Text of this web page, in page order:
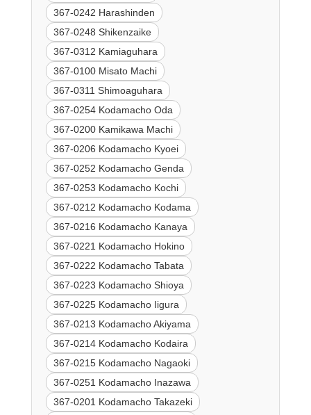
367-0242 Harashinden
367-0248 Shikenzaike
367-0312 Kamiaguhara
367-0100 Misato Machi
367-0311 Shimoaguhara
367-0254 Kodamacho Oda
367-0200 Kamikawa Machi
367-0206 Kodamacho Kyoei
367-0252 Kodamacho Genda
367-0253 Kodamacho Kochi
367-0212 Kodamacho Kodama
367-0216 Kodamacho Kanaya
367-0221 Kodamacho Hokino
367-0222 Kodamacho Tabata
367-0223 Kodamacho Shioya
367-0225 Kodamacho Iigura
367-0213 Kodamacho Akiyama
367-0214 Kodamacho Kodaira
367-0215 Kodamacho Nagaoki
367-0251 Kodamacho Inazawa
367-0201 Kodamacho Takazeki